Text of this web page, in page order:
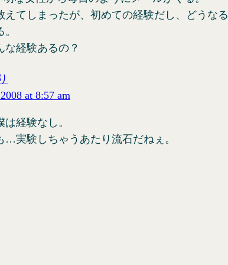
えてしまったが、初めての経験だし、どうなる
な経験あるの？
at 8:57 am
経験なし。
…実験しちゃうあたり流石だねぇ。